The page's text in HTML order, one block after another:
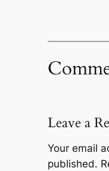
Leave a
Your email
published.